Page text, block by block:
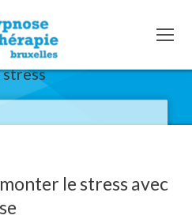
le stress avec